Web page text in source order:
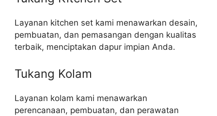
Layanan kitchen set kami menawarkan desain,
pembuatan, dan pemasangan dengan kualitas
terbaik, menciptakan dapur impian Anda.
Tukang Kolam
Layanan kolam kami menawarkan
perencanaan, pembuatan, dan perawatan